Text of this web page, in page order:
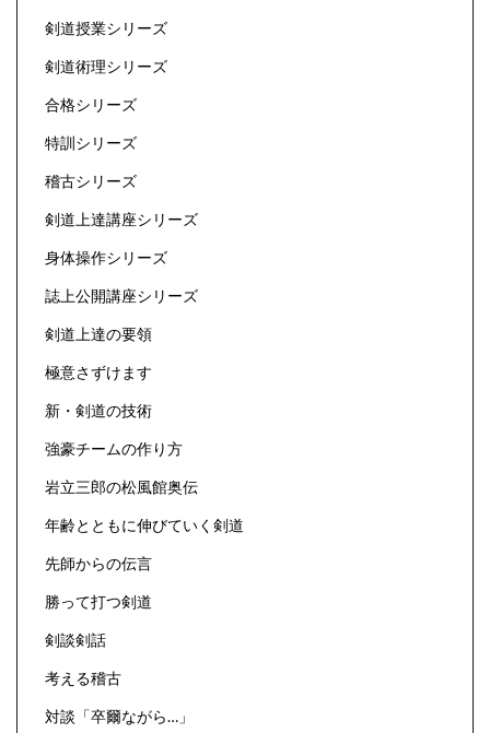
剣道授業シリーズ
剣道術理シリーズ
合格シリーズ
特訓シリーズ
稽古シリーズ
剣道上達講座シリーズ
身体操作シリーズ
誌上公開講座シリーズ
剣道上達の要領
極意さずけます
新・剣道の技術
強豪チームの作り方
岩立三郎の松風館奥伝
年齢とともに伸びていく剣道
先師からの伝言
勝って打つ剣道
剣談剣話
考える稽古
対談「卒爾ながら…」